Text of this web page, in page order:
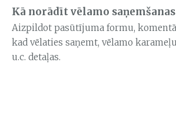
Kā norādīt vēlamo
Aizpildot pasūtījuma formu,
kad vēlaties saņemt, vēlamo
u.c. detaļas.